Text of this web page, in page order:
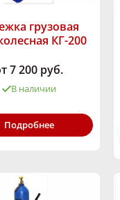
грузовая
КГ-200
7 200 руб.
В наличии
200
Подробнее